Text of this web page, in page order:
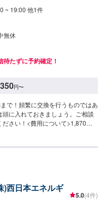
~ 19:00 他1件
無休
待たずに予約確定！
円〜
で！頻繁に交換を行うものではあ
に入れておきましょう。ご相談
さい！<費用について>1,870
)西日本エネルギ
5.0(4件)